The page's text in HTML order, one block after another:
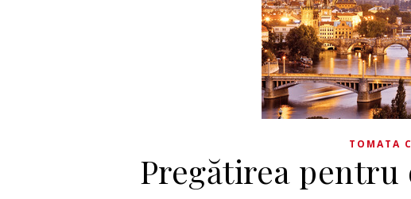
TOMATA
Pregătirea pentru